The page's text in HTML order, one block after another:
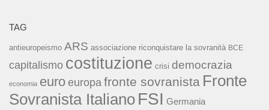
TAG
antieuropeismo ARS associazione riconquistare la sovranità BCE
capitalismo costituzione crisi democrazia
economia euro europa fronte sovranista Fronte
Sovranista Italiano FSI Germania